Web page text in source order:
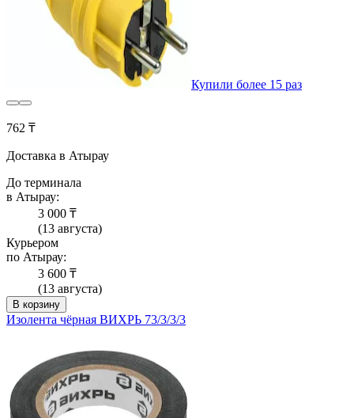
Купили более 15 раз
762 ₸
Доставка в Атырау
До терминала
в Атырау:
3 000 ₸
(13 августа)
Курьером
по Атырау:
3 600 ₸
(13 августа)
В корзину
Изолента чёрная ВИХРЬ 73/3/3/3